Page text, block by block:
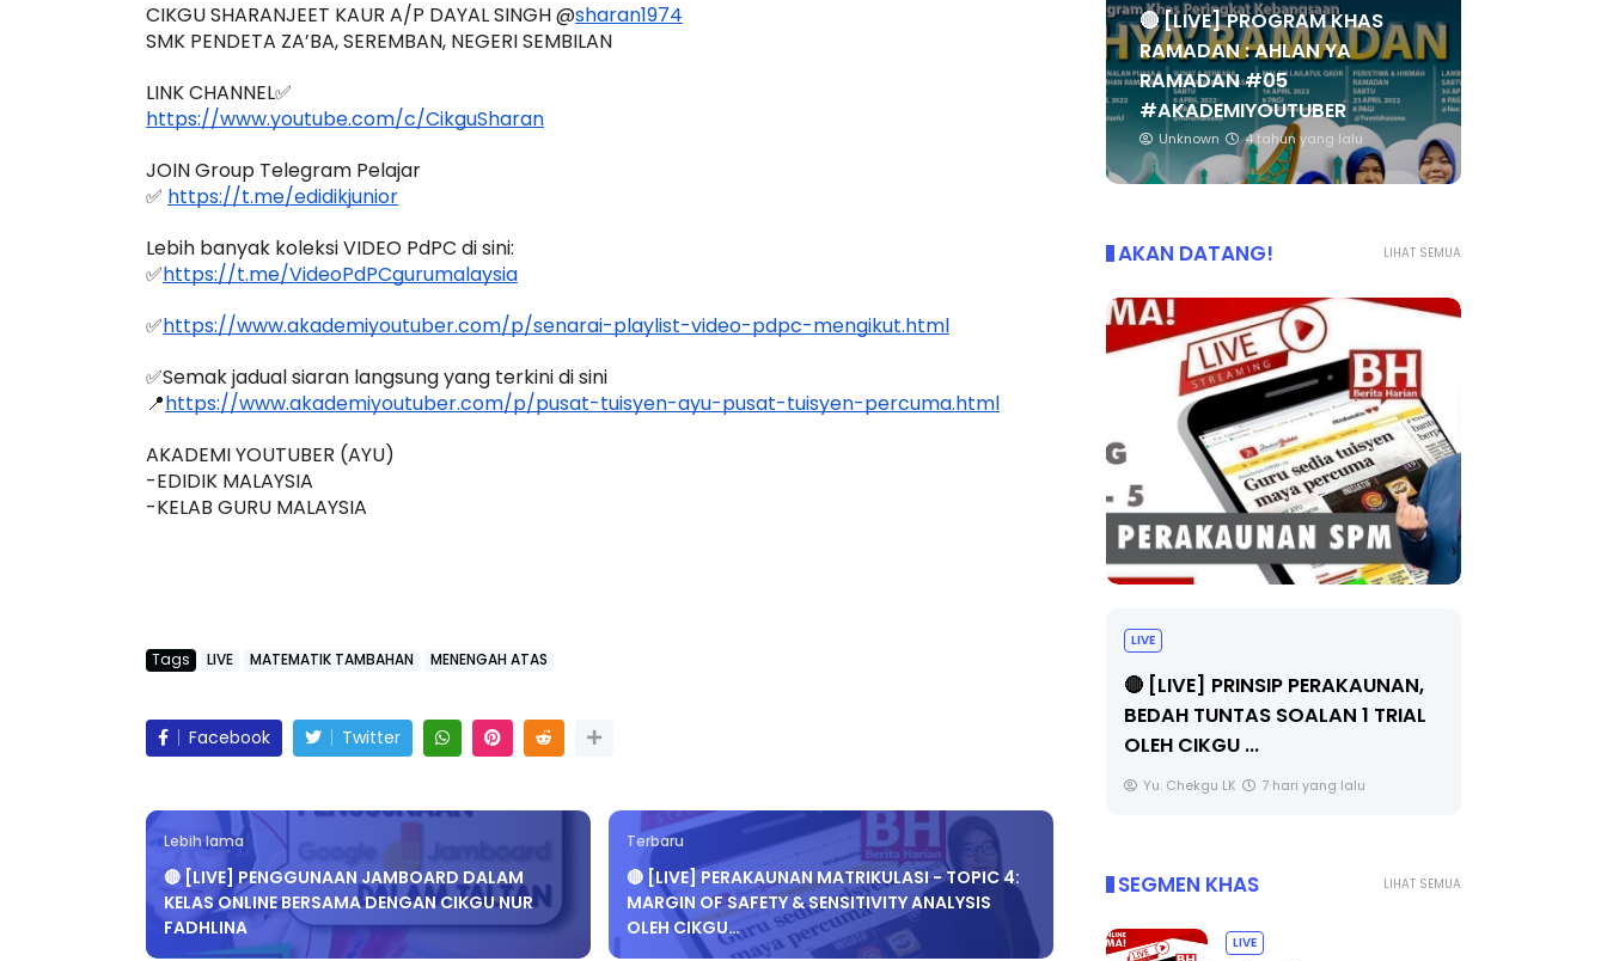
CIKGU SHARANJEET KAUR A/P DAYAL SINGH @sharan1974
SMK PENDETA ZA’BA, SEREMBAN, NEGERI SEMBILAN
LINK CHANNEL✅
https://www.youtube.com/c/CikguSharan
JOIN Group Telegram Pelajar
✅ https://t.me/edidikjunior
Lebih banyak koleksi VIDEO PdPC di sini:
✅https://t.me/VideoPdPCgurumalaysia
✅https://www.akademiyoutuber.com/p/senarai-playlist-video-pdpc-mengikut.html
✅Semak jadual siaran langsung yang terkini di sini
📍https://www.akademiyoutuber.com/p/pusat-tuisyen-ayu-pusat-tuisyen-percuma.html
AKADEMI YOUTUBER (AYU)
-EDIDIK MALAYSIA
-KELAB GURU MALAYSIA
Tags LIVE MATEMATIK TAMBAHAN MENENGAH ATAS
Facebook Twitter
Lebih lama
🔴 [LIVE] PENGGUNAAN JAMBOARD DALAM
KELAS ONLINE BERSAMA DENGAN CIKGU NUR
FADHLINA
Terbaru
🔴 [LIVE] PERAKAUNAN MATRIKULASI - TOPIC 4:
MARGIN OF SAFETY & SENSITIVITY ANALYSIS
OLEH CIKGU…
🔴 [LIVE] PROGRAM KHAS
RAMADAN : AHLAN YA
RAMADAN #05
#AKADEMIYOUTUBER
Unknown 4 tahun yang lalu
LIHAT SEMUA
AKAN DATANG!
KORPORAT 3 : PROGRAM
(AMALAN PER...
9 hari yang lalu
KEYNOTE SPEAKER 3 :
EDUCATION IN INDONESIA
THROUG...
LIVE
🔴 [LIVE] PRINSIP PERAKAUNAN,
BEDAH TUNTAS SOALAN 1 TRIAL
OLEH CIKGU ...
Yu. Chekgu LK 7 hari yang lalu
LIHAT SEMUA
SEGMEN KHAS
LIVE